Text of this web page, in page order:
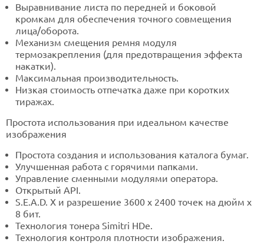
Выравнивание листа по передней и боковой
кромкам для обеспечения точного совмещения
лица/оборота.
Механизм смещения ремня модуля
термозакрепления (для предотвращения эффекта
накатки).
Максимальная производительность.
Низкая стоимость отпечатка даже при коротких
тиражах.
Простота использования при идеальном качестве
изображения
Простота создания и использования каталога бумаг.
Улучшенная работа с горячими папками.
Управление сменными модулями оператора.
Открытый API.
S.E.A.D. X и разрешение 3600 x 2400 точек на дюйм x
8 бит.
Технология тонера Simitri HDe.
Технология контроля плотности изображения.